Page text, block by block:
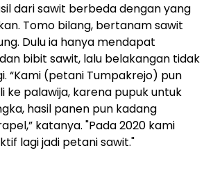
dari sawit berbeda dengan yang
Tomo bilang, bertanam sawit
Dulu ia hanya mendapat
bibit sawit, lalu belakangan tidak
“Kami (petani Tumpakrejo) pun
ke palawija, karena pupuk untuk
hasil panen pun kadang
katanya. "Pada 2020 kami
lagi jadi petani sawit."